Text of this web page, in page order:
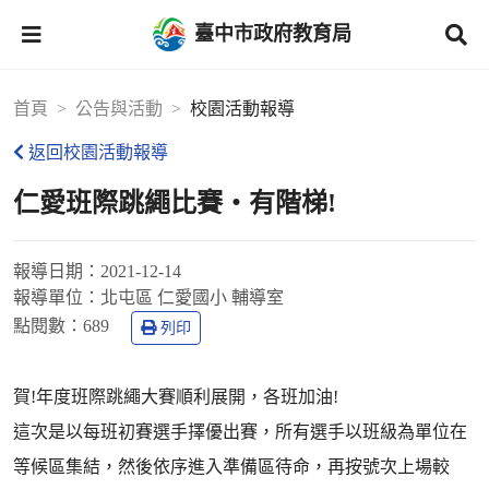
臺中市政府教育局
首頁 公告與活動 校園活動報導
返回校園活動報導
仁愛班際跳繩比賽‧有階梯!
報導日期： 2021-12-14
報導單位： 北屯區 仁愛國小 輔導室
點閱數： 689 列印
賀!年度班際跳繩大賽順利展開，各班加油!
這次是以每班初賽選手擇優出賽，所有選手以班級為單位在
等候區集結，然後依序進入準備區待命，再按號次上場較